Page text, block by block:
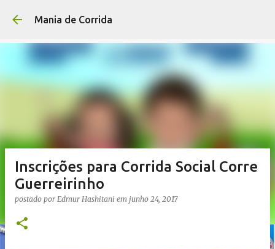
Mania de Corrida
Inscrições para Corrida Social Corre
Guerreirinho
postado por Edmur Hashitani em junho 24, 2017